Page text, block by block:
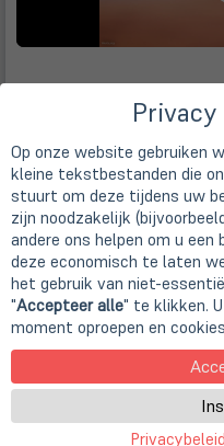
Producteigenschappen
Manchmal kommen
und/oder technischen
Stichwort "StoreDeals"
besonders günstigen Preis
weist folgende Mängel auf:
Gehäusemängel (Stärkere
Kleine Brüche und Kratzer
Gebrauchsspuren, die bei
Op onze website gebruiken
kleine tekstbestanden die
stuurt om deze tijdens uw
zijn noodzakelijk
andere ons helpen om u
deze economisch te laten
het gebruik van niet-
"Accepteer alle" te klikken.
moment oproepen en
Privacybeleid